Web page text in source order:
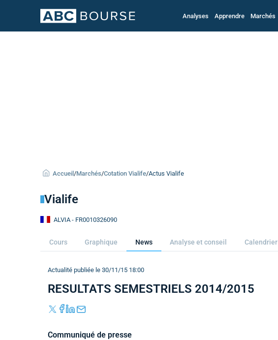
Analyses Apprendre Marchés
Accueil /Marchés/Cotation Vialife/Actus Vialife
Vialife
ALVIA- FR0010326090
Cours Graphique News Analyse et conseil Calendrier
Actualité publiée le 30/11/15 18:00
RESULTATS SEMESTRIELS 2014/2015
Communiqué de presse